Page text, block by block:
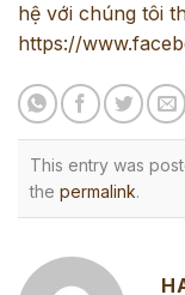
hệ với chúng tôi
https://
This entry was
the permalink.